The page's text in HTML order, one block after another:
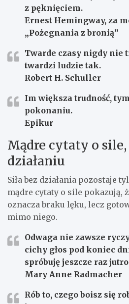
z pęknięciem.
Ernest Hemingway, za
„Pożegnania z bronią”
Twarde czasy nigdy nie
twardzi ludzie tak.
Robert H. Schuller
Im większa trudność,
pokonaniu.
Epikur
Mądre cytaty o
działaniu
Siła bez działania pozostaje
mądre cytaty o sile pokazują,
oznacza braku lęku, lecz
mimo niego.
Odwaga nie zawsze
cichy głos pod koniec
spróbuję jeszcze raz
Mary Anne Radmacher
Rób to, czego boisz się